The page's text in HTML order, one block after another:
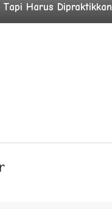
Tapi Harus Dipraktikkan